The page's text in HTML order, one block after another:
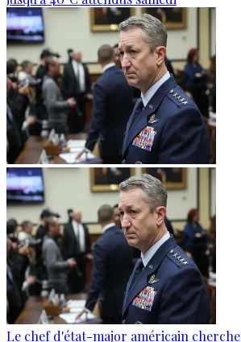
Le chef d'état-major américain